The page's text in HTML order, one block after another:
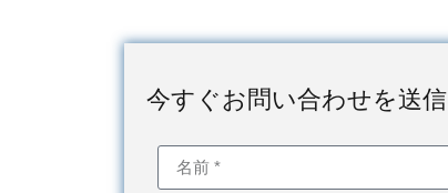
今すぐお問い合わせを送信